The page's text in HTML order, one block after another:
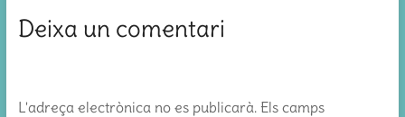
Deixa un comentari
L'adreça electrònica no es publicarà. Els camps